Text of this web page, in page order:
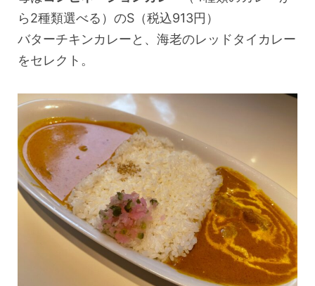
ら2種類選べる）のS（税込913円）
バターチキンカレーと、海老のレッドタイカレー
をセレクト。